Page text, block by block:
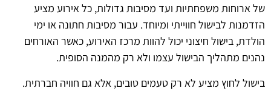
של ארוחות משפחתיות ועד מסיבות גדולות, כל אירוע מציע
הזדמנות לבישול חווייתי ומיוחד. עבור מסיבות חתונה או ימי
הולדת, בישול חיצוני יכול להוות מרכז האירוע, כאשר האורחים
נהנים מתהליך הבישול עצמו ולא רק מהמנה הסופית.
בישול לחוץ מציע לא רק טעמים טובים, אלא גם חוויה חברתית.